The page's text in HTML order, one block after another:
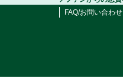
FAQ/お問い合わせ